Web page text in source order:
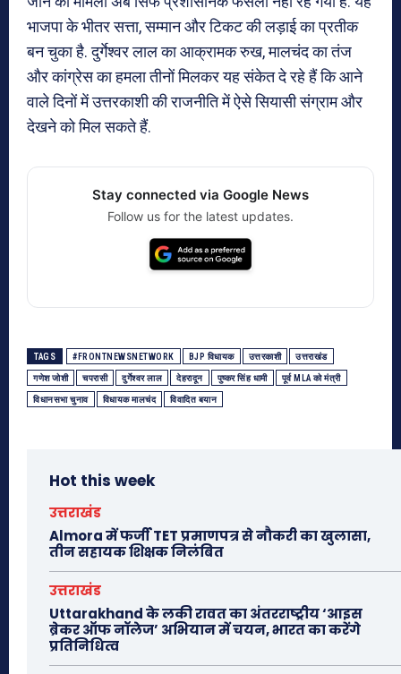
भाजपा के भीतर सत्ता, सम्मान और टिकट की लड़ाई का प्रतीक
बन चुका है. दुर्गेश्वर लाल का आक्रामक रुख, मालचंद का तंज
और कांग्रेस का हमला तीनों मिलकर यह संकेत दे रहे हैं कि आने
वाले दिनों में उत्तरकाशी की राजनीति में ऐसे सियासी संग्राम और
देखने को मिल सकते हैं.
Stay connected via Google News
Follow us for the latest updates.
TAGS #FRONTNEWSNETWORK BJP विधायक उत्तरकाशी उत्तराखंड
गणेश जोशी चपरासी दुर्गेश्वर लाल देहरादून पुष्कर सिंह धामी पूर्व MLA को मंत्री
विधानसभा चुनाव विधायक मालचंद विवादित बयान
Hot this week
उत्तराखंड
Almora में फर्जी TET प्रमाणपत्र से नौकरी का खुलासा,
तीन सहायक शिक्षक निलंबित
उत्तराखंड
Uttarakhand के लकी रावत का अंतरराष्ट्रीय ‘आइस
ब्रेकर ऑफ नॉलेज’ अभियान में चयन, भारत का करेंगे
प्रतिनिधित्व